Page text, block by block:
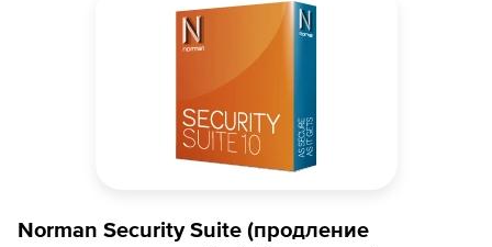
Norman Security Suite (продление